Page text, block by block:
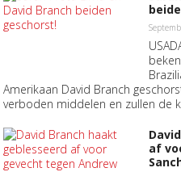
Amerikaan David Branch
verboden middelen en zullen de
af